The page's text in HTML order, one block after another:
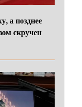
а позднее
скручен